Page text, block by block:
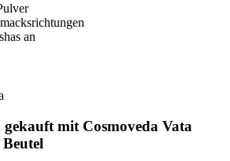
an
mit Cosmoveda Vata